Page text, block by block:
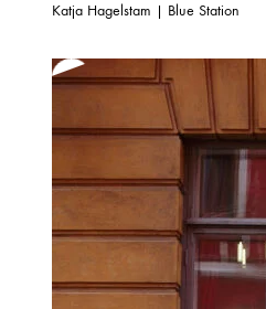
Katja Hagelstam | Blue Station